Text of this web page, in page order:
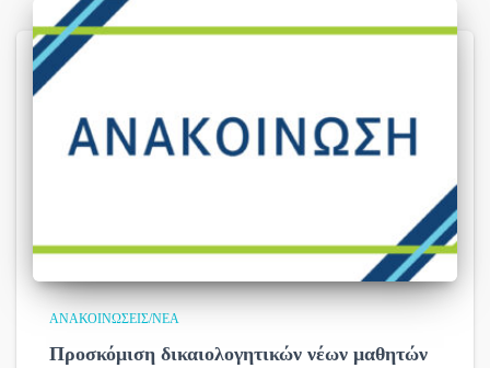
ΑΝΑΚΟΙΝΏΣΕΙΣ/ΝΈΑ
Προσκόμιση δικαιολογητικών νέων μαθητών